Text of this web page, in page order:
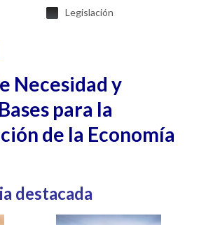
Legislación
Necesidad y
para la
de la Economía
destacada